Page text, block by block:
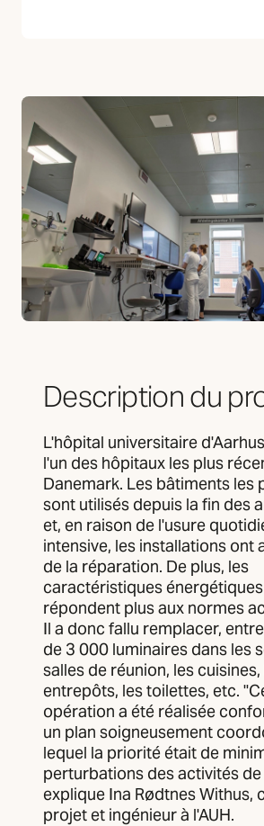
Description du
L'hôpital universitaire
l'un des hôpitaux les plus
Danemark. Les bâtiments les
sont utilisés depuis la fin des
et, en raison de l'usure
intensive, les installations ont
de la réparation. De plus, les
caractéristiques
répondent plus aux normes
Il a donc fallu remplacer,
de 3 000 luminaires dans les
salles de réunion, les cuisines,
entrepôts, les toilettes, etc.
opération a été réalisée
un plan soigneusement
lequel la priorité était de
perturbations des activités de
explique Ina Rødtnes Withus,
projet et ingénieur à l'AUH.